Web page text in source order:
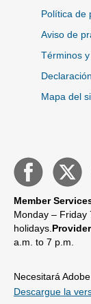
Política de
Aviso de
Términos
Mapa del
Member
Monday – Friday
holidays.
a.m. to 7 p.m.
Necesitará
Descargue la